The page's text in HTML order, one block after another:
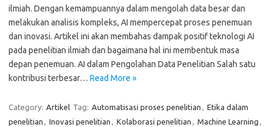
ilmiah. Dengan kemampuannya dalam mengolah data besar dan
melakukan analisis kompleks, AI mempercepat proses penemuan
dan inovasi. Artikel ini akan membahas dampak positif teknologi AI
pada penelitian ilmiah dan bagaimana hal ini membentuk masa
depan penemuan. AI dalam Pengolahan Data Penelitian Salah satu
kontribusi terbesar… Read More »
Category: Artikel Tag: Automatisasi proses penelitian , Etika dalam
penelitian , Inovasi penelitian , Kolaborasi penelitian , Machine Learning ,